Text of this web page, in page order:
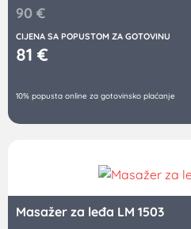
90 €
CIJENA SA POPUSTOM ZA GOTOVINU
81 €
10% popusta online za gotovinsko plaćanje
Masažer za leđa LM 1503